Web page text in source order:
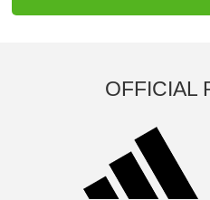
OFFICIAL